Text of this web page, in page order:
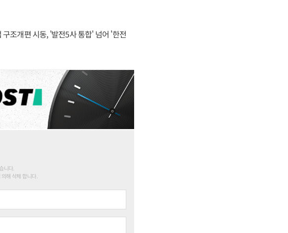
조개편 시동, '발전5사 통합' 넘어 '한전
니다.
해 삭제 합니다.